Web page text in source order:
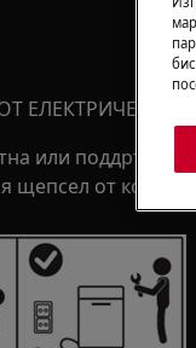
ЕЛЕКТРИЧЕСКИ
или поддръжка
от контакта.